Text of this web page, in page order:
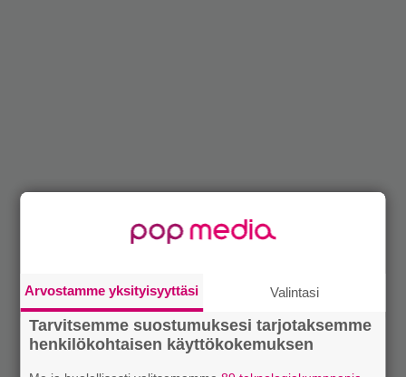
Arvostamme yksityisyyttäsi Valintasi
Tarvitsemme suostumuksesi tarjotaksemme
henkilökohtaisen käyttökokemuksen